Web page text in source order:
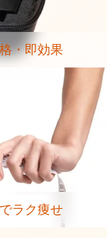
・即効果
ラク痩せ